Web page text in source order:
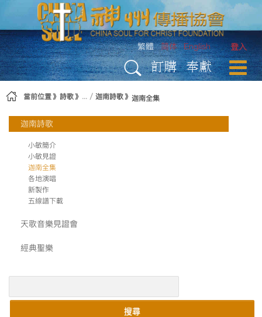
略過到內容
登入
繁體 简体 English
訂購 奉獻
當前位置 詩歌 迦南詩歌 迦南全集
迦南詩歌
小敏簡介
小敏見證
迦南全集
各地演唱
新製作
五線譜下載
天歌音樂見證會
經典聖樂
搜尋